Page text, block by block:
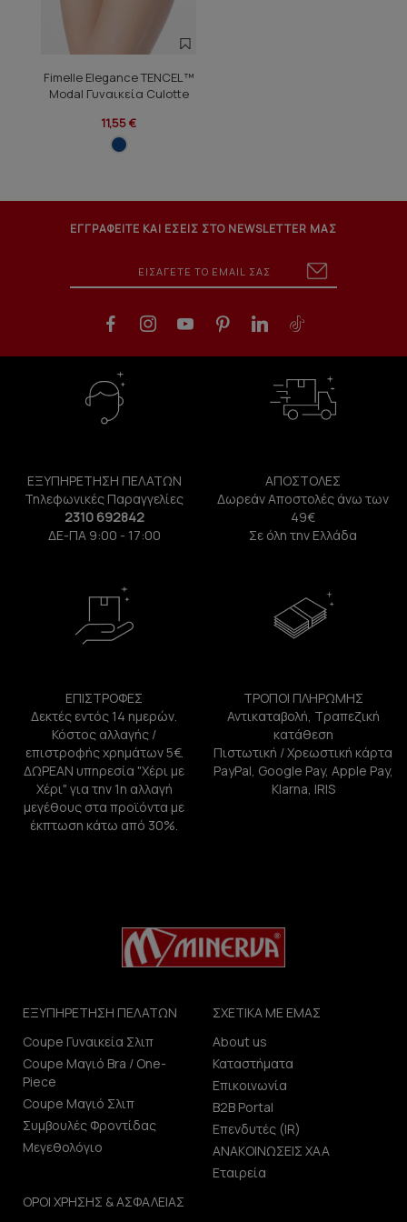
Fimelle Elegance TENCEL™
Modal Γυναικεία Culotte
11,55 €
ΕΓΓΡΑΦΕΙΤΕ ΚΑΙ ΕΣΕΙΣ ΣΤΟ NEWSLETTER ΜΑΣ
ΕΞΥΠΗΡΕΤΗΣΗ ΠΕΛΑΤΩΝ
Τηλεφωνικές Παραγγελίες
2310 692842
ΔΕ-ΠΑ 9:00 - 17:00
ΑΠΟΣΤΟΛΕΣ
Δωρεάν Αποστολές άνω των
49€
Σε όλη την Ελλάδα
ΕΠΙΣΤΡΟΦΕΣ
Δεκτές εντός 14 ημερών.
Κόστος αλλαγής /
επιστροφής χρημάτων 5€.
ΔΩΡΕΑΝ υπηρεσία "Χέρι με
Χέρι" για την 1η αλλαγή
μεγέθους στα προϊόντα με
έκπτωση κάτω από 30%.
ΤΡΟΠΟΙ ΠΛΗΡΩΜΗΣ
Αντικαταβολή, Τραπεζική
κατάθεση
Πιστωτική / Χρεωστική κάρτα
PayPal, Google Pay, Apple Pay,
Klarna, IRIS
ΕΞΥΠΗΡΕΤΗΣΗ ΠΕΛΑΤΩΝ
Coupe Γυναικεία Σλιπ
Coupe Μαγιό Bra / One-
Piece
Coupe Μαγιό Σλιπ
Συμβουλές Φροντίδας
Μεγεθολόγιο
ΣΧΕΤΙΚΑ ΜΕ ΕΜΑΣ
About us
Καταστήματα
Επικοινωνία
B2B Portal
Επενδυτές (IR)
ΑΝΑΚΟΙΝΩΣΕΙΣ ΧΑΑ
Εταιρεία
ΟΡΟΙ ΧΡΗΣΗΣ & ΑΣΦΑΛΕΙΑΣ